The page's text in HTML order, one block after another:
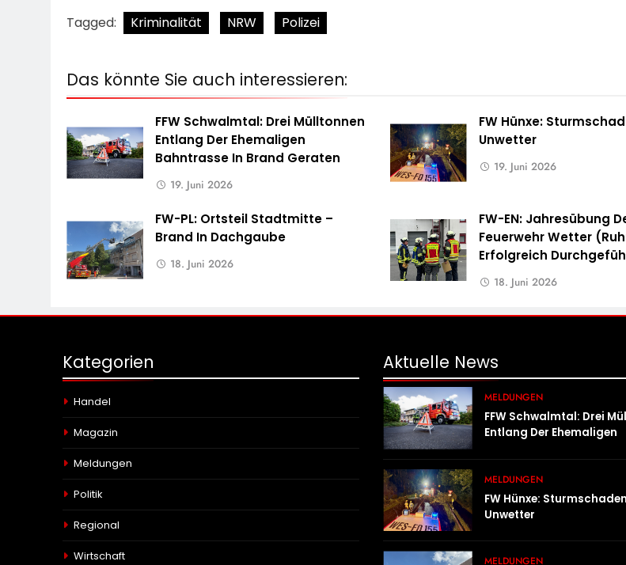
Tagged: Kriminalität NRW Polizei
Das könnte Sie auch interessieren:
FFW Schwalmtal: Drei Mülltonnen
Entlang Der Ehemaligen
Bahntrasse In Brand Geraten
19. Juni 2026
FW Hünxe:
Unwetter
19. Juni 2026
FW-PL: Ortsteil Stadtmitte –
Brand In Dachgaube
18. Juni 2026
FW-EN: Jahresübung
Feuerwehr Wetter
Erfolgreich
18. Juni 2026
Kategorien
Handel
Magazin
Meldungen
Politik
Regional
Wirtschaft
Aktuelle News
MELDUNGEN
FFW Schwalmtal: Drei
Entlang Der Ehemaligen
MELDUNGEN
FW Hünxe:
Unwetter
MELDUNGEN